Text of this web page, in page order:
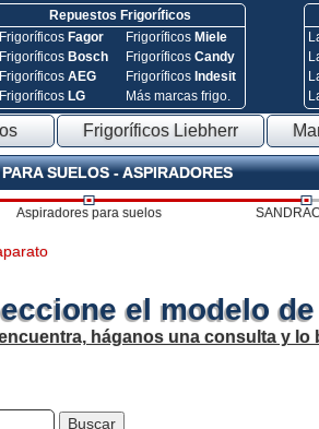
Repuestos Frigoríficos
Frigoríficos Fagor
Frigoríficos Bosch
FrigoríficosAEG
Frigoríficos LG
Frigoríficos Miele
FrigoríficosCandy
Frigoríficos Indesit
Más marcas frigo.
Frigoríficos Liebherr
SUELOS - ASPIRADORES
Aspiradores para suelos
el modelo
háganos una consulta y lo